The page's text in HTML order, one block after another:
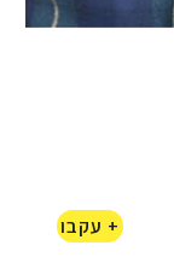
+ עקבו